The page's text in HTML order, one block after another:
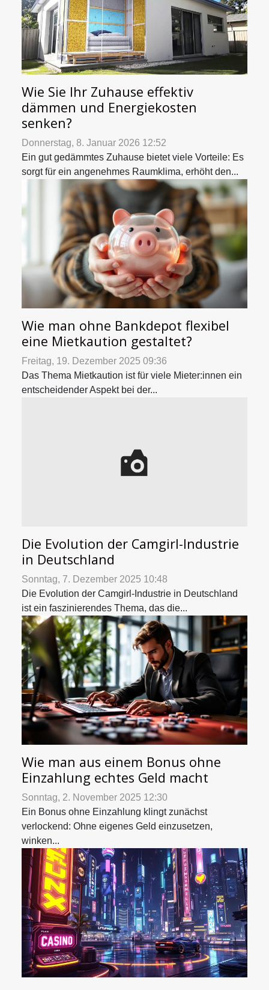
Wie Sie Ihr Zuhause effektiv
dämmen und Energiekosten
senken?
Donnerstag, 8. Januar 2026 12:52
Ein gut gedämmtes Zuhause bietet viele Vorteile: Es
sorgt für ein angenehmes Raumklima, erhöht den...
Wie man ohne Bankdepot flexibel
eine Mietkaution gestaltet?
Freitag, 19. Dezember 2025 09:36
Das Thema Mietkaution ist für viele Mieter:innen ein
entscheidender Aspekt bei der...
Die Evolution der Camgirl-Industrie
in Deutschland
Sonntag, 7. Dezember 2025 10:48
Die Evolution der Camgirl-Industrie in Deutschland
ist ein faszinierendes Thema, das die...
Wie man aus einem Bonus ohne
Einzahlung echtes Geld macht
Sonntag, 2. November 2025 12:30
Ein Bonus ohne Einzahlung klingt zunächst
verlockend: Ohne eigenes Geld einzusetzen,
winken...